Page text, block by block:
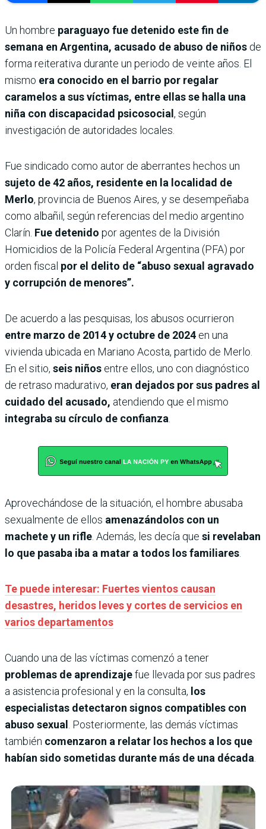
Un hombre paraguayo fue detenido este fin de
semana en Argentina, acusado de abuso de niños de
forma reiterativa durante un periodo de veinte años. El
mismo era conocido en el barrio por regalar
caramelos a sus víctimas, entre ellas se halla una
niña con discapacidad psicosocial , según
investigación de autoridades locales.
Fue sindicado como autor de aberrantes hechos un
sujeto de 42 años, residente en la localidad de
Merlo, provincia de Buenos Aires, y se desempeñaba
como albañil, según referencias del medio argentino
Clarín. Fue detenido por agentes de la División
Homicidios de la Policía Federal Argentina (PFA) por
orden fiscal por el delito de “abuso sexual agravado
y corrupción de menores”.
De acuerdo a las pesquisas, los abusos ocurrieron
entre marzo de 2014 y octubre de 2024 en una
vivienda ubicada en Mariano Acosta, partido de Merlo.
En el sitio, seis niños entre ellos, uno con diagnóstico
de retraso madurativo, eran dejados por sus padres al
cuidado del acusado, atendiendo que el mismo
integraba su círculo de confianza.
Aprovechándose de la situación, el hombre abusaba
sexualmente de ellos amenazándolos con un
machete y un rifle. Además, les decía que si revelaban
lo que pasaba iba a matar a todos los familiares.
Te puede interesar: Fuertes vientos causan
desastres, heridos leves y cortes de servicios en
varios departamentos
Cuando una de las víctimas comenzó a tener
problemas de aprendizajefue llevada por sus padres
a asistencia profesional y en la consulta, los
especialistas detectaron signos compatibles con
abuso sexual . Posteriormente, las demás víctimas
también comenzaron a relatar los hechos a los que
habían sido sometidas durante más de una década.